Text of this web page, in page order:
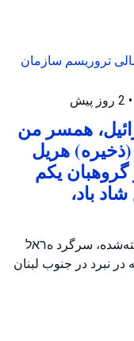
تروریسم سازمان
• 2 روز پیش
همسر من
هریل
یکم
باد،
سرگرد هראל
در نبرد در جنوب لبنان